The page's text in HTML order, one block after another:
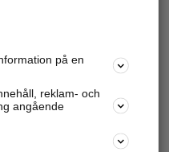
på en
reklam- och
angående